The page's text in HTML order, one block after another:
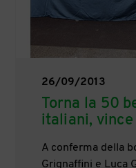
26/09/2013
Torna la 50
italiani,
A conferma della
Grignaffini e Luca